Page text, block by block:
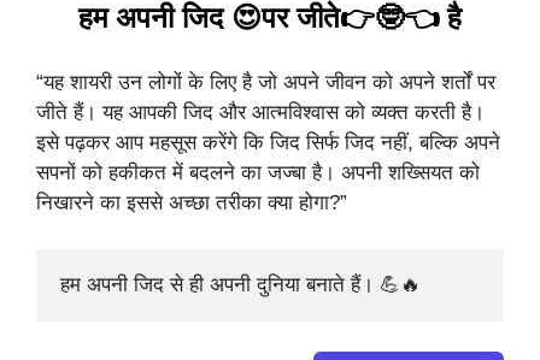
हम अपनी जिद 😍पर जीते👉🤓👈 है
“यह शायरी उन लोगों के लिए है जो अपने जीवन को अपने शर्तों पर
जीते हैं। यह आपकी जिद और आत्मविश्वास को व्यक्त करती है।
इसे पढ़कर आप महसूस करेंगे कि जिद सिर्फ जिद नहीं, बल्कि अपने
सपनों को हकीकत में बदलने का जज्बा है। अपनी शख्सियत को
निखारने का इससे अच्छा तरीका क्या होगा?”
हम अपनी जिद से ही अपनी दुनिया बनाते हैं। 💪🔥